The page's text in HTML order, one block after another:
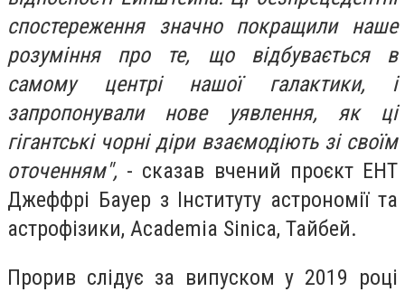
спостереження значно покращили наше
розуміння про те, що відбувається в
самому центрі нашої галактики, і
запропонували нове уявлення, як ці
гігантські чорні діри взаємодіють зі своїм
оточенням", - сказав вчений проєкт EHT
Джеффрі Бауер з Інституту астрономії та
астрофізики, Academia Sinica, Тайбей.
Прорив слідує за випуском у 2019 році